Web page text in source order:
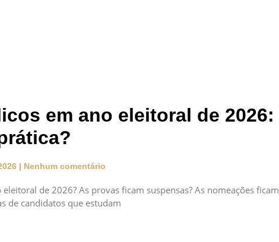
em ano eleitoral de 2026:
Nenhum comentário
de 2026? As provas ficam suspensas? As nomeações ficam
de candidatos que estudam